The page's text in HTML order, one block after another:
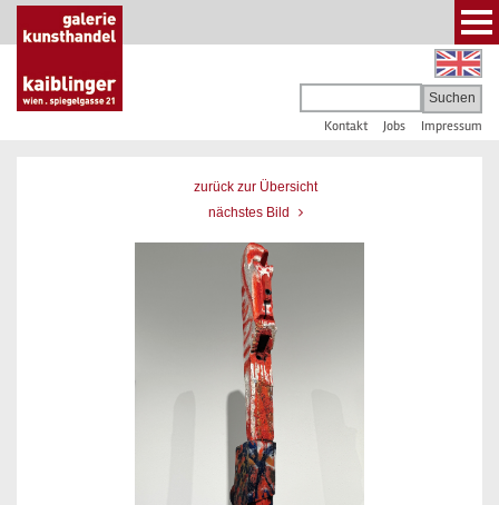
Kontakt Jobs Impressum
zurück zur Übersicht
nächstes Bild